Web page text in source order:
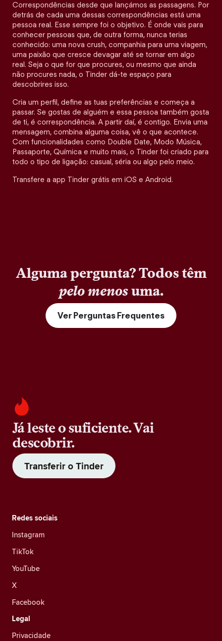
Correspondências desde que lançámos as passagens. Por
detrás de cada uma dessas correspondências está uma
pessoa real. Esse sempre foi o objetivo. É onde vais para
conhecer pessoas que, de outra forma, nunca terias
conhecido: uma nova crush, companhia para uma viagem,
uma paixão que cresce devagar até se tornar em algo
real. Seja o que for que procures, ou mesmo que ainda
não procures nada, o Tinder dá-te espaço para
descobrires isso.
Cria um perfil, define as tuas preferências e começa a
passar. Se gostas de alguém e essa pessoa também gosta
de ti, é correspondência. A partir daí, é contigo. Envia uma
mensagem, combina alguma coisa, vê o que acontece.
Com funcionalidades como Double Date, Modo Música,
Passaporte, Química e muito mais, o Tinder foi criado para
todo o tipo de ligação: casual, séria ou algo pelo meio.
Transfere a app Tinder grátis em iOS e Android.
Alguma pergunta? Todos têm
pelo menosuma.
Ver Perguntas Frequentes
Já leste o suficiente. Vai
descobrir.
Transferir o Tinder
Redes sociais
Instagram
TikTok
YouTube
X
Facebook
Legal
Privacidade